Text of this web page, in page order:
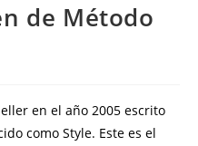
de Método
en el año 2005 escrito
como Style. Este es el